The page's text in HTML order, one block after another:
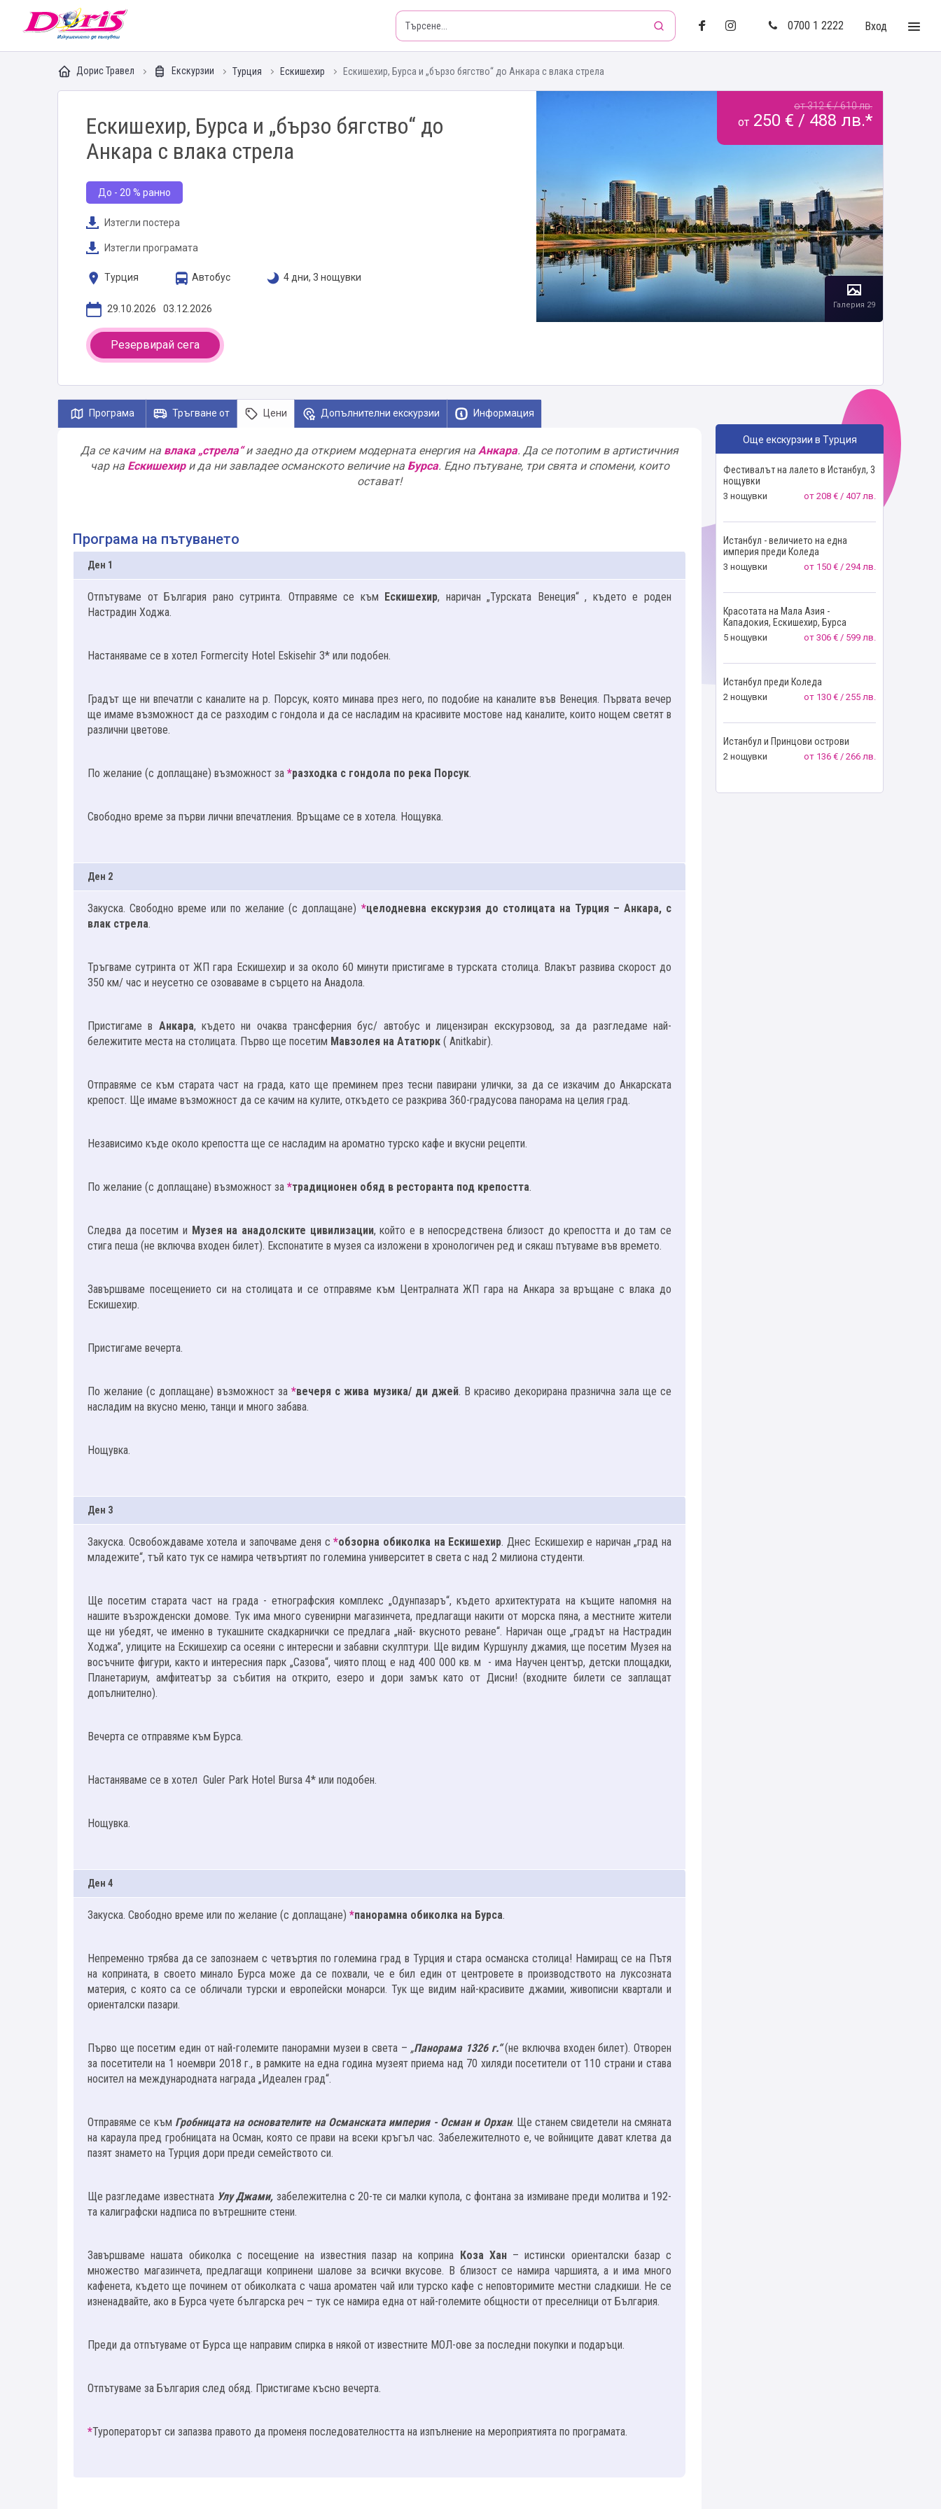
Doris - Изкушението да пътуваш
0700 1 2222
Вход
Дорис Травел Екскурзии Турция Ескишехир Ескишехир, Бурса и „бързо бягство“ до Анкара с влака стрела
Ескишехир, Бурса и „бързо бягство“ до
Анкара с влака стрела
До - 20 % ранно
Изтегли постера
Изтегли програмата
Турция Автобус 4 дни, 3 нощувки
29.10.2026 03.12.2026
Резервирай сега
от 312 € / 610 лв.
от 250 € / 488 лв.*
Галерия 29
Програма Тръгване от Цени Допълнителни екскурзии Информация
Да се качим на влака „стрела“и заедно да открием модерната енергия на Анкара. Да се потопим в артистичния
чар на Ескишехири да ни завладее османското величие на Бурса. Едно пътуване, три свята и спомени, които
остават!
Програма на пътуването
Ден 1
Отпътуваме от България рано сутринта. Отправяме се към Ескишехир, наричан „Турската Венеция“ , където е роден
Настрадин Ходжа.
Настаняваме се в хотел Formercity Hotel Eskisehir 3* или подобен.
Градът ще ни впечатли с каналите на р. Порсук, която минава през него, по подобие на каналите във Венеция. Първата вечер
ще имаме възможност да се разходим с гондола и да се насладим на красивите мостове над каналите, които нощем светят в
различни цветове.
По желание (с доплащане) възможност за *разходка с гондола по река Порсук.
Свободно време за първи лични впечатления. Връщаме се в хотела. Нощувка.
Ден 2
Закуска. Свободно време или по желание (с доплащане) *целодневна екскурзия до столицата на Турция – Анкара, с
влак стрела.
Тръгваме сутринта от ЖП гара Ескишехир и за около 60 минути пристигаме в турската столица. Влакът развива скорост до
350 км/ час и неусетно се озоваваме в сърцето на Анадола.
Пристигаме в Анкара, където ни очаква трансферния бус/ автобус и лицензиран екскурзовод, за да разгледаме най-
бележитите места на столицата. Първо ще посетим Мавзолея на Ататюрк ( Anitkabir).
Отправяме се към старата част на града, като ще преминем през тесни павирани улички, за да се изкачим до Анкарската
крепост. Ще имаме възможност да се качим на кулите, откъдето се разкрива 360-градусова панорама на целия град.
Независимо къде около крепостта ще се насладим на ароматно турско кафе и вкусни рецепти.
По желание (с доплащане) възможност за *традиционен обяд в ресторанта под крепостта.
Следва да посетим и Музея на анадолските цивилизации, който е в непосредствена близост до крепостта и до там се
стига пеша (не включва входен билет). Експонатите в музея са изложени в хронологичен ред и сякаш пътуваме във времето.
Завършваме посещението си на столицата и се отправяме към Централната ЖП гара на Анкара за връщане с влака до
Ескишехир.
Пристигаме вечерта.
По желание (с доплащане) възможност за*вечеря с жива музика/ ди джей. В красиво декорирана празнична зала ще се
насладим на вкусно меню, танци и много забава.
Нощувка.
Ден 3
Закуска. Освобождаваме хотела и започваме деня с *обзорна обиколка на Ескишехир. Днес Ескишехир е наричан „град на
младежите“, тъй като тук се намира четвъртият по големина университет в света с над 2 милиона студенти.
Ще посетим старата част на града - етнографския комплекс „Одунпазаръ“, където архитектурата на къщите напомня на
нашите възрожденски домове. Тук има много сувенирни магазинчета, предлагащи накити от морска пяна, а местните жители
ще ни убедят, че именно в тукашните скадкарнички се предлага „най- вкусното реване“. Наричан още „градът на Настрадин
Ходжа”, улиците на Ескишехир са осеяни с интересни и забавни скулптури. Ще видим Куршунлу джамия, ще посетим Музея на
восъчните фигури, както и интересния парк „Сазова“, чиято площ е над 400 000 кв. м - има Научен център, детски площадки,
Планетариум, амфитеатър за събития на открито, езеро и дори замък като от Дисни! (входните билети се заплащат
допълнително).
Вечерта се отправяме към Бурса.
Настаняваме се в хотел Guler Park Hotel Bursa 4* или подобен.
Нощувка.
Ден 4
Закуска. Свободно време или по желание (с доплащане) *панорамна обиколка на Бурса.
Непременно трябва да се запознаем с четвъртия по големина град в Турция и стара османска столица! Намиращ се на Пътя
на коприната, в своето минало Бурса може да се похвали, че е бил един от центровете в производството на луксозната
материя, с която са се обличали турски и европейски монарси. Тук ще видим най-красивите джамии, живописни квартали и
ориенталски пазари.
Първо ще посетим един от най-големите панорамни музеи в света – „Панорама 1326 г.“(не включва входен билет). Отворен
за посетители на 1 ноември 2018 г., в рамките на една година музеят приема над 70 хиляди посетители от 110 страни и става
носител на международната награда „Идеален град“.
Отправяме се към Гробницата на основателите на Османската империя - Осман и Орхан. Ще станем свидетели на смяната
на караула пред гробницата на Осман, която се прави на всеки кръгъл час. Забележителното е, че войниците дават клетва да
пазят знамето на Турция дори преди семейството си.
Ще разгледаме известната Улу Джами, забележителна с 20-те си малки купола, с фонтана за измиване преди молитва и 192-
та калиграфски надписа по вътрешните стени.
Завършваме нашата обиколка с посещение на известния пазар на коприна Коза Хан– истински ориенталски базар с
множество магазинчета, предлагащи копринени шалове за всички вкусове. В близост се намира чаршията, а и има много
кафенета, където ще починем от обиколката с чаша ароматен чай или турско кафе с неповторимите местни сладкиши. Не се
изненадвайте, ако в Бурса чуете българска реч – тук се намира една от най-големите общности от преселници от България.
Преди да отпътуваме от Бурса ще направим спирка в някой от известните МОЛ-ове за последни покупки и подаръци.
Отпътуваме за България след обяд. Пристигаме късно вечерта.
*Туроператорът си запазва правото да променя последователността на изпълнение на мероприятията по програмата.
Още екскурзии в Турция
Фестивалът на лалето в Истанбул, 3
нощувки
3 нощувки от 208 € / 407 лв.
Истанбул - величието на една
империя преди Коледа
3 нощувки от 150 € / 294 лв.
Красотата на Мала Азия -
Кападокия, Ескишехир, Бурса
5 нощувки от 306 € / 599 лв.
Истанбул преди Коледа
2 нощувки от 130 € / 255 лв.
Истанбул и Принцови острови
2 нощувки от 136 € / 266 лв.